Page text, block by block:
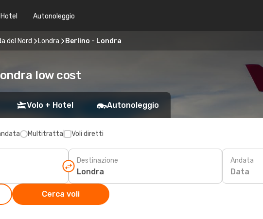
Autonoleggio
del Nord Londra Berlino - Londra
low cost
Volo + Hotel Autonoleggio
Multitratta Voli diretti
Destinazione Andata
Data
Cerca voli